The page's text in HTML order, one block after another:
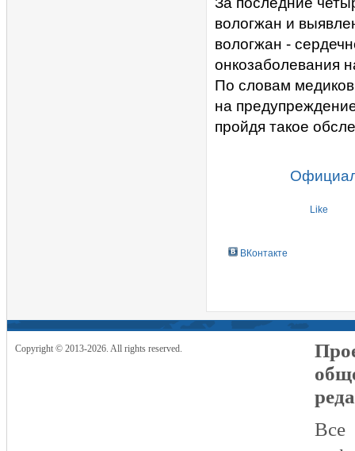
вологжан и
вологжан -
онкозаболевания
По словам
на
пройдя такое
Like
ВКонтакте
Copyright © 2013-2026. All rights reserved.